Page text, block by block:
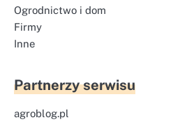
Ogrodnictwo i dom
Firmy
Inne
Partnerzy serwisu
agroblog.pl